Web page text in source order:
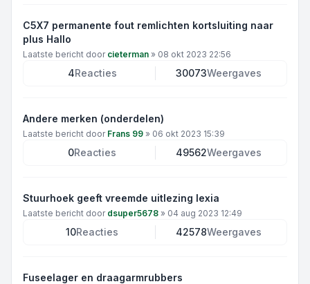
C5X7 permanente fout remlichten kortsluiting naar
plus Hallo
Laatste bericht door cieterman » 08 okt 2023 22:56
4Reacties 30073Weergaves
Andere merken (onderdelen)
Laatste bericht door Frans 99 » 06 okt 2023 15:39
0Reacties 49562Weergaves
Stuurhoek geeft vreemde uitlezing lexia
Laatste bericht door dsuper5678 » 04 aug 2023 12:49
10Reacties 42578Weergaves
Fuseelager en draagarmrubbers